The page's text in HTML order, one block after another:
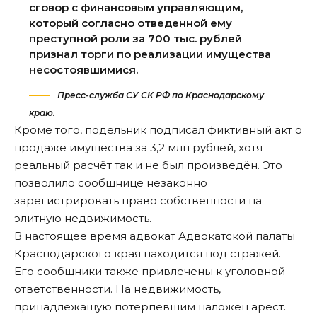
сговор с финансовым управляющим,
который согласно отведенной ему
преступной роли за 700 тыс. рублей
признал торги по реализации имущества
несостоявшимися.
Пресс-служба СУ СК РФ по Краснодарскому
краю.
Кроме того, подельник подписал фиктивный акт о
продаже имущества за 3,2 млн рублей, хотя
реальный расчёт так и не был произведён. Это
позволило сообщнице незаконно
зарегистрировать право собственности на
элитную недвижимость.
В настоящее время адвокат Адвокатской палаты
Краснодарского края находится под стражей.
Его сообщники также привлечены к уголовной
ответственности. На недвижимость,
принадлежащую потерпевшим наложен арест.